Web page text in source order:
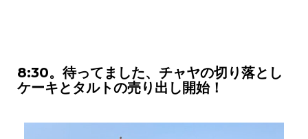
8:30。待ってました、チャヤの切り落とし
ケーキとタルトの売り出し開始！